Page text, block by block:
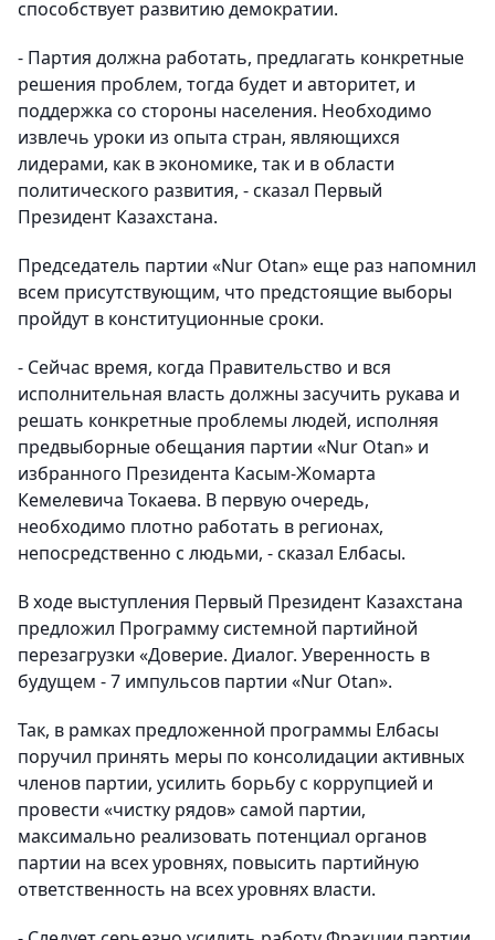
способствует развитию демократии.
- Партия должна работать, предлагать конкретные
решения проблем, тогда будет и авторитет, и
поддержка со стороны населения. Необходимо
извлечь уроки из опыта стран, являющихся
лидерами, как в экономике, так и в области
политического развития, - сказал Первый
Президент Казахстана.
Председатель партии «Nur Otan» еще раз напомнил
всем присутствующим, что предстоящие выборы
пройдут в конституционные сроки.
- Сейчас время, когда Правительство и вся
исполнительная власть должны засучить рукава и
решать конкретные проблемы людей, исполняя
предвыборные обещания партии «Nur Otan» и
избранного Президента Касым-Жомарта
Кемелевича Токаева. В первую очередь,
необходимо плотно работать в регионах,
непосредственно с людьми, - сказал Елбасы.
В ходе выступления Первый Президент Казахстана
предложил Программу системной партийной
перезагрузки «Доверие. Диалог. Уверенность в
будущем - 7 импульсов партии «Nur Otan».
Так, в рамках предложенной программы Елбасы
поручил принять меры по консолидации активных
членов партии, усилить борьбу с коррупцией и
провести «чистку рядов» самой партии,
максимально реализовать потенциал органов
партии на всех уровнях, повысить партийную
ответственность на всех уровнях власти.